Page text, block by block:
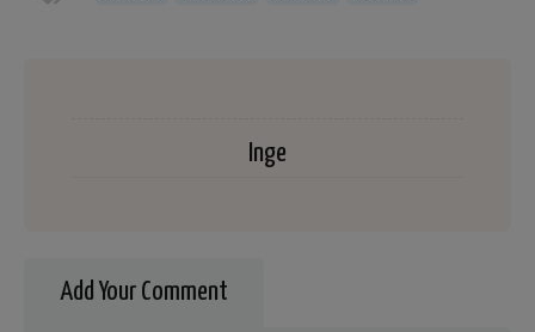
Inge
Add Your Comment